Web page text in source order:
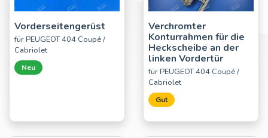
Vorderseitengerüst
für PEUGEOT 404 Coupé /
Cabriolet
Neu
Verchromter
Konturrahmen für die
Heckscheibe an der
linken Vordertür
für PEUGEOT 404 Coupé /
Cabriolet
Gut